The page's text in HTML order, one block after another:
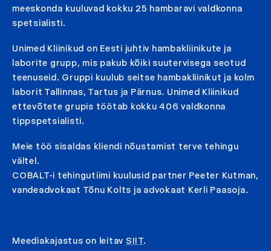
meeskonda kuuluvad kokku 25 hambaravi valdkonna
spetsialisti.
Unimed Kliinikud on Eesti juhtiv hambakliinikute ja
laborite grupp, mis pakub kõiki suutervisega seotud
teenuseid. Gruppi kuulub seitse hambakliinikut ja kolm
laborit Tallinnas, Tartus ja Pärnus. Unimed Kliinikud
ettevõtete grupis töötab kokku 406 valdkonna
tippspetsialisti.
Meie töö sisaldas kliendi nõustamist terve tehingu
vältel.
COBALT-i tehingutiimi kuulusid partner Peeter Kutman,
vandeadvokaat Tõnu Kolts ja advokaat Kerli Paasoja.
Meediakajastus on leitav SIIT.